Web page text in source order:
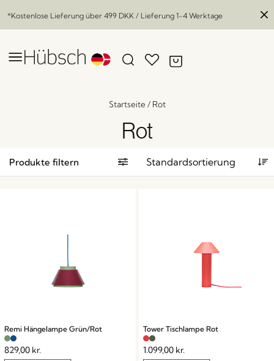
*Kostenlose Lieferung über 499 DKK / Lieferung 1-4 Werktage
Startseite/ Rot
Rot
Produkte filtern
Remi Hängelampe Grün/Rot
829,00 kr.
Tower Tischlampe Rot
1.099,00 kr.